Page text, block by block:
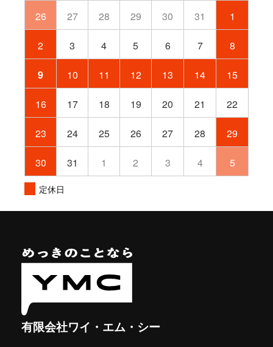
26 27 28 29 30 31 1
2 3 4 5 6 7 8
9 10 11 12 13 14 15
16 17 18 19 20 21 22
23 24 25 26 27 28 29
30 31 1 2 3 4 5
定休日
有限会社ワイ・エム・シー